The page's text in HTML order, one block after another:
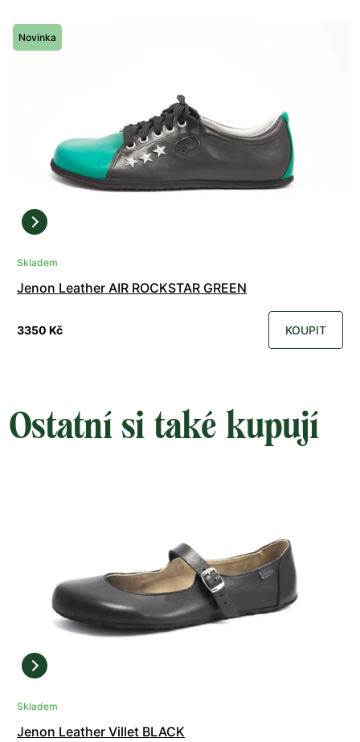
Novinka
Skladem
Jenon Leather AIR ROCKSTAR GREEN
3350 Kč KOUPIT
Ostatní si také kupují
Skladem
Jenon Leather Villet BLACK